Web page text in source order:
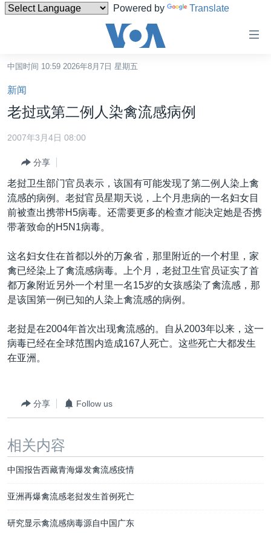
Powered by Translate
碍
链
接
跳
转
跳
航
检
中国
港澳
国际
最新国际新闻
印太
中东
欧洲
非洲
全球议题
分类新闻
经济·金融·贸易
人权·法律·宗教
科教·文娱·体健
军事
环境
美中关系
热点专题
白宫要闻
国会报道
美国建国250周年
埃博拉疫情
重要讲话与声明
南中国海争端
关注西藏
关注新疆
VOA视频
VOA今日焦点
关注我们
中国时间 10:59 2026年8月7日 星期五
新闻
老挝或第二例人染禽流感病例
2007年3月4日 08:00
分享
老挝卫生部门官员表示，该国有可能发现了第二例人染上禽
流感的病例。老挝官员星期天说，上个月患病的一名妇女目
前被查出携带H5病毒。还需要更多的检查才能决定她是否携
带著致命的H5N1病毒。
这名妇女住在首都以外的万象省，那里附近的一个村里，家
禽已经染上了禽流感病毒。上个月，老挝卫生官员证实了首
都万象附近另外一个村里一名15岁的女孩感染了禽流感，那
是该国第一例已知的人染上禽流感的病例。
老挝是在2004年首次出现禽流感的。自从2003年以来，这一
病毒已经在全球范围内造成167人死亡。这些死亡大都发生
在亚洲。
分享 Follow us
相关内容
中国报告西藏青海爆发禽流感疫情
亚洲再爆禽流感老挝发生首例死亡
研究显示禽流感病毒源自中国广东